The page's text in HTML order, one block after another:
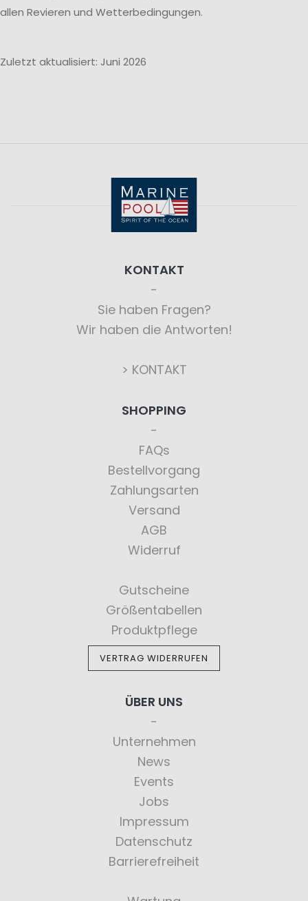
allen Revieren und Wetterbedingungen.
Zuletzt aktualisiert: Juni 2026
KONTAKT
Sie haben Fragen?
Wir haben die Antworten!
> KONTAKT
SHOPPING
FAQs
Bestellvorgang
Zahlungsarten
Versand
AGB
Widerruf
Gutscheine
Größentabellen
Produktpflege
VERTRAG WIDERRUFEN
ÜBER UNS
Unternehmen
News
Events
Jobs
Impressum
Datenschutz
Barrierefreiheit